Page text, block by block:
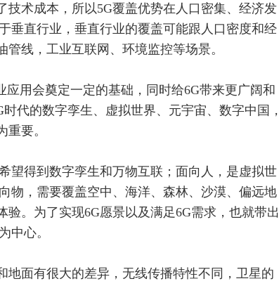
技术成本，所以5G覆盖优势在人口密集、经济发
垂直行业，垂直行业的覆盖可能跟人口密度和经
管线，工业互联网 、环境监控等场景。
应用会奠定一定的基础，同时给6G带来更广阔和
时代的数字孪生 、虚拟世界、 元宇宙、数字中国，
要。
望得到数字孪生和万物互联；面向人，是虚拟世
物，需要覆盖空中、海洋、森林、沙漠、偏远地
验。为了实现6G愿景以及满足6G需求，也就带出
中心。
地面有很大的差异，无线传播特性不同，卫星的